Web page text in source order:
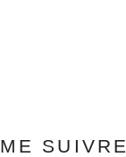
ME SUIVRE